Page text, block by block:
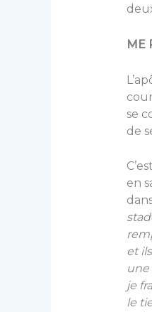
ME
se
de
en
et
une
je
le